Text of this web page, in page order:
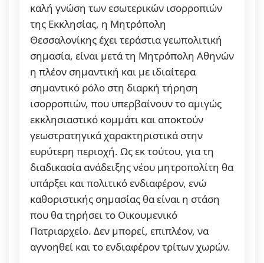
καλή γνώση των εσωτερικών ισορροπιών
της Εκκλησίας, η Μητρόπολη
Θεσσαλονίκης έχει τεράστια γεωπολιτική
σημασία, είναι μετά τη Μητρόπολη Αθηνών
η πλέον σημαντική και με ιδιαίτερα
σημαντικό ρόλο στη διαρκή τήρηση
ισορροπιών, που υπερβαίνουν το αμιγώς
εκκλησιαστικό κομμάτι και αποκτούν
γεωστρατηγικά χαρακτηριστικά στην
ευρύτερη περιοχή. Ως εκ τούτου, για τη
διαδικασία ανάδειξης νέου μητροπολίτη θα
υπάρξει και πολιτικό ενδιαφέρον, ενώ
καθοριστικής σημασίας θα είναι η στάση
που θα τηρήσει το Οικουμενικό
Πατριαρχείο. Δεν μπορεί, επιπλέον, να
αγνοηθεί και το ενδιαφέρον τρίτων χωρών.